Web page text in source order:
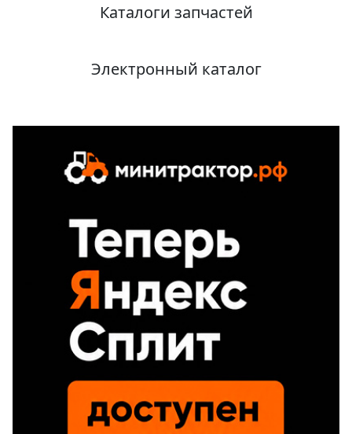
Каталоги запчастей
Электронный каталог